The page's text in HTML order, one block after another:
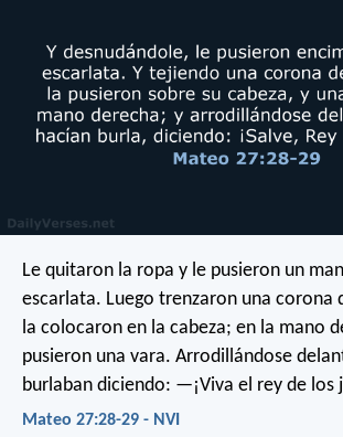
Le quitaron la ropa y le pusieron un
escarlata. Luego trenzaron una corona
la colocaron en la cabeza; en la mano
pusieron una vara. Arrodillándose
burlaban diciendo: —¡Viva el rey de los
Mateo 27:28-29 - NVI